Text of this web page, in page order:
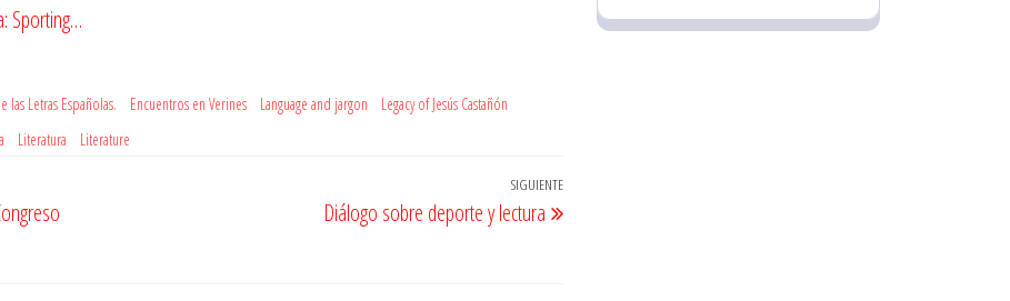
Sporting…
las Letras Españolas. Encuentros en Verines Language and jargon
Legacy of Jesús Castañón
Literatura Literature
Entrada
siguiente
SIGUIENTE
Diálogo sobre deporte y lectura